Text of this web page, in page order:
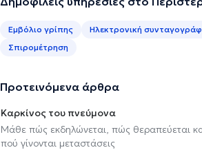
Εμβόλιο γρίπης Ηλεκτρονική
Σπιρομέτρηση
Προτεινόμενα άρθρα
Καρκίνος του πνεύμονα
Μάθε πώς εκδηλώνεται, πώς θεραπεύεται
πού γίνονται μεταστάσεις